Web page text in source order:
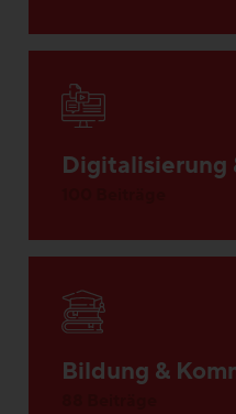
Digitalisierung
Bildung &